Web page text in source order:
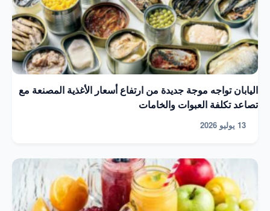
اليابان تواجه موجة جديدة من ارتفاع أسعار الأغذية المصنعة مع
تصاعد تكلفة العبوات والخامات
13 يوليو 2026